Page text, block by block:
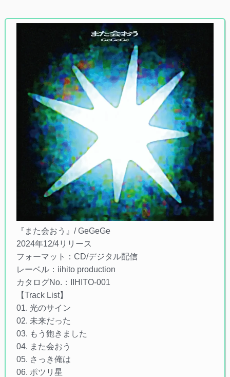
『また会おう』/ GeGeGe
2024年12/4リリース
フォーマット：CD/デジタル配信
レーベル：iihito production
カタログNo.：IIHITO-001
【Track List】
01. 光のサイン
02. 未来だった
03. もう飽きました
04. また会おう
05. さっき俺は
06. ポツリ星